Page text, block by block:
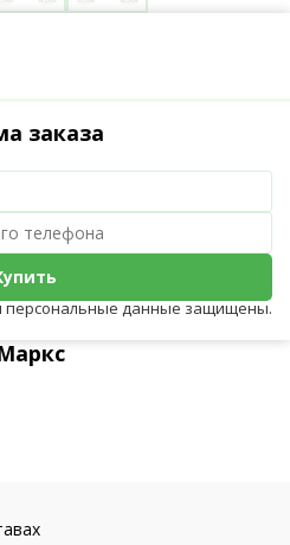
заказа
персональные данные защищены.